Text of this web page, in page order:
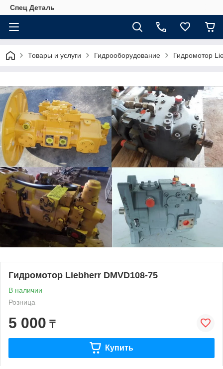
Спец Деталь
Товары и услуги Гидрооборудование Гидромотор
Гидромотор Liebherr DMVD108-75
В наличии
Розница
5 000 ₸
Купить